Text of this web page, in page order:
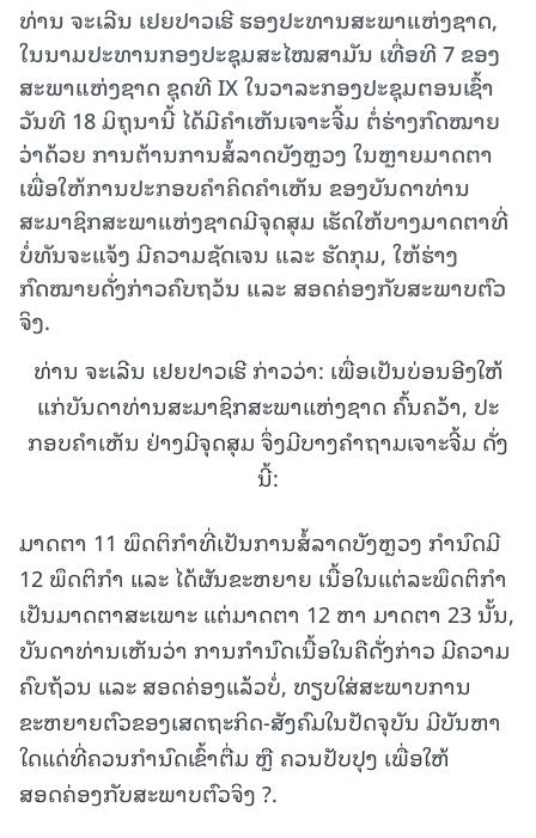
ທ່ານ ຈະເລີນ ເຢຍປາວເຮີ ຮອງປະທານສະພາແຫ່ງຊາດ,
ໃນ​ນາມ​ປະ​ທານກອງ​ປະ​ຊຸມສະໄໝສາມັນ ເທື່ອທີ 7 ຂອງ
ສະພາແຫ່ງຊາດ ຊຸດທີ IX ໃນວາລະກອງປະຊຸມຕອນເຊົ້າ
ວັນທີ 18 ມິ​ຖຸ​ນາ​ນີ້ ໄດ້ມີຄໍາເຫັນເຈາະຈີ້ມ ຕໍ່ຮ່າງກົດໝາຍ
ວ່າດ້ວຍ ການຕ້ານການສໍ້ລາດບັງຫຼວງ ໃນຫຼາຍມາດຕາ
ເພື່ອໃຫ້ການປະກອບຄໍາຄິດຄໍາເຫັນ ຂອງບັນດາທ່ານ
ສະມາຊິກສະພາແຫ່ງຊາດມີຈຸດສຸມ ເຮັດໃຫ້ບາງມາດຕາທີ່
ບໍ່ທັນຈະແຈ້ງ ມີຄວາມຊັດເຈນ ແລະ ຮັດກຸມ, ໃຫ້ຮ່າງ
ກົດໝາຍດັ່ງກ່າວຄົບຖວ້ນ ແລະ ສອດຄ່ອງກັບສະພາບຕົວ
ຈິງ.
ທ່ານ ຈະເລີນ ເຢຍປາວເຮີ ກ່າວວ່າ: ເພື່ອເປັນບ່ອນອີງໃຫ້
ແກ່ບັນດາທ່ານສະມາຊິກສະພາແຫ່ງຊາດ ຄົ້ນຄວ້າ, ປະ
ກອບຄໍາເຫັນ ຢ່າງມີຈຸດສຸມ ຈຶ່ງມີບາງຄໍາຖາມເຈາະຈີ້ມ ດັ່ງ
ນີ້:
ມາດຕາ 11 ພຶດຕິກໍາທີ່ເປັນການສໍ້ລາດບັງຫຼວງ ກໍານົດມີ
12 ພຶດຕິກໍາ ແລະ ໄດ້ຜັນຂະຫຍາຍ ເນື້ອໃນແຕ່ລະພຶດຕິກໍາ
ເປັນມາດຕາສະເພາະ ແຕ່ມາດຕາ 12 ຫາ ມາດຕາ 23 ນັ້ນ,
ບັນດາທ່ານເຫັນວ່າ ການກໍານົດເນື້ອໃນຄືດັ່ງກ່າວ ມີຄວາມ
ຄົບຖ້ວນ ແລະ ສອດຄ່ອງແລ້ວບໍ່, ທຽບໃສ່ສະພາບການ
ຂະຫຍາຍຕົວຂອງເສດຖະກິດ-ສັງຄົມໃນປັດຈຸບັນ ມີບັນຫາ
ໃດແດ່ທີ່ຄວນກໍານົດເຂົ້າຕື່ມ ຫຼື ຄວນປັບປຸງ ເພື່ອໃຫ້
ສອດຄ່ອງກັບສະພາບຕົວຈິງ ?.